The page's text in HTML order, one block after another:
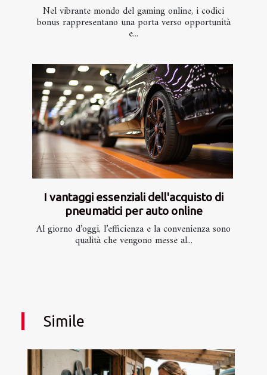
Nel vibrante mondo del gaming online, i codici
bonus rappresentano una porta verso opportunità
e...
I vantaggi essenziali dell'acquisto di
pneumatici per auto online
Al giorno d’oggi, l’efficienza e la convenienza sono
qualità che vengono messe al...
Simile